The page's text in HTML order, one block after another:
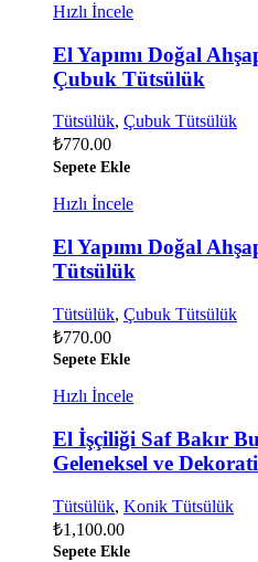
Hızlı İncele
El Yapımı Doğal
Çubuk Tütsülük
Tütsülük, Çubuk Tütsülük
₺770.00
Sepete Ekle
Hızlı İncele
El Yapımı Doğal
Tütsülük
Tütsülük, Çubuk Tütsülük
₺770.00
Sepete Ekle
Hızlı İncele
El İşçiliği Saf Bakır
Geleneksel ve
Tütsülük, Konik Tütsülük
₺1,100.00
Sepete Ekle